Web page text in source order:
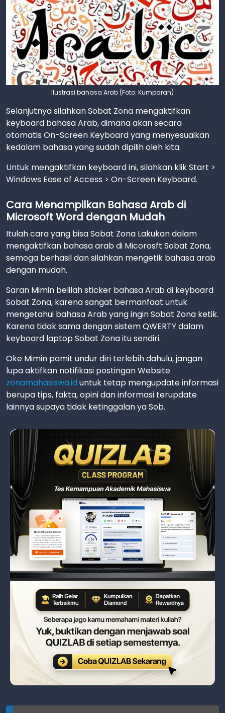
Ilustrasi bahasa Arab (Foto: Kumparan)
Selanjutnya silahkan Sobat Zona mengaktifkan
keyboard bahasa Arab, dimana akan secara
otomatis On-Screen Keyboard yang menyesuaikan
kedalam bahasa yang sudah dipilih oleh kita.
Untuk mengaktifkan keyboard ini, silahkan klik Start >
Windows Ease of Access > On-Screen Keyboard.
Cara Menampilkan Bahasa Arab di
Microsoft Word dengan Mudah
Itulah cara yang bisa Sobat Zona Lakukan dalam
mengaktifkan bahasa arab di Micorosft Sobat Zona,
semoga berhasil dan silahkan mengetik bahasa arab
dengan mudah.
Saran Mimin belilah sticker bahasa Arab di keyboard
Sobat Zona, karena sangat bermanfaat untuk
mengetahui bahasa Arab yang ingin Sobat Zona ketik.
Karena tidak sama dengan sistem QWERTY dalam
keyboard laptop Sobat Zona itu sendiri.
Oke Mimin pamit undur diri terlebih dahulu, jangan
lupa aktifkan notifikasi postingan Website
zonamahasiswa.id untuk tetap mengupdate informasi
berupa tips, fakta, opini dan informasi terupdate
lainnya supaya tidak ketinggalan ya Sob.